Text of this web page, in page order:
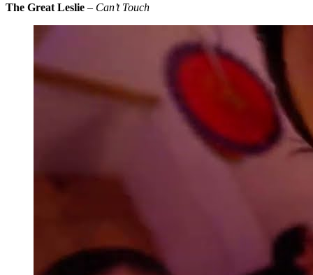
The Great Leslie – Can’t Touch